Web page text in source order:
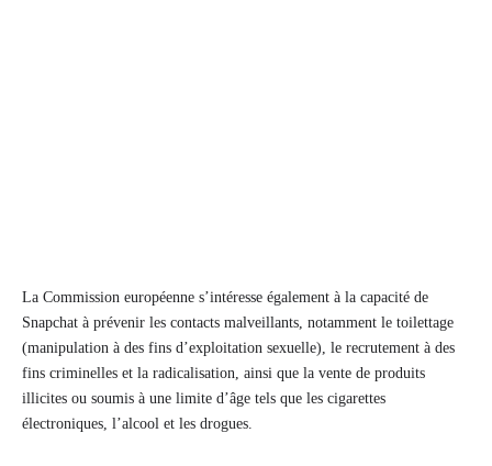
La Commission européenne s’intéresse également à la capacité de
Snapchat à prévenir les contacts malveillants, notamment le toilettage
(manipulation à des fins d’exploitation sexuelle), le recrutement à des
fins criminelles et la radicalisation, ainsi que la vente de produits
illicites ou soumis à une limite d’âge tels que les cigarettes
électroniques, l’alcool et les drogues.